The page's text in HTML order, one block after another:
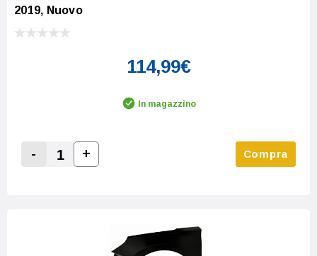
2019, Nuovo
114,99€
In magazzino
Decrease Quantity:
-
Increase Quantity:
+ Compra